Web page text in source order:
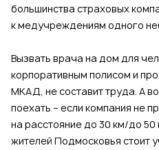
большинства страховых
к медучреждениям одного
Вызвать врача на дом для
корпоративным полисом и
МКАД, не составит труда. А
поехать – если компания не
на расстояние до 30 км/до
жителей Подмосковья стоит